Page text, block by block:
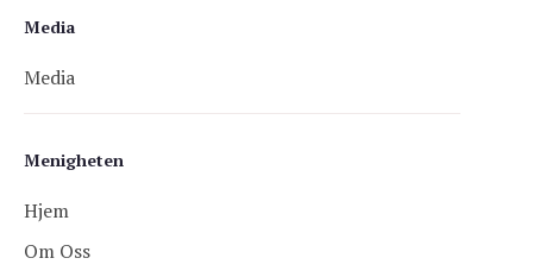
Menigheten
Hjem
Om Oss
Media
Media